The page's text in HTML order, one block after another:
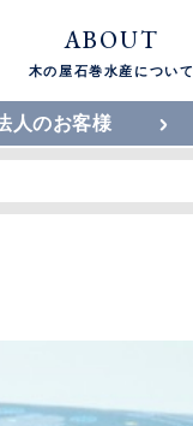
ABOUT
木の屋石巻水産について
人のお客様